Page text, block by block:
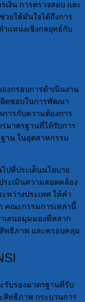
เงิน การตรวจสอบ และ
ยให้มั่นใจได้ถึงการ
แหน่งเชิงกลยุทธ์กับ
งกรอบการดำเนินงาน
ดชอบในการพัฒนา
การกับความต้องการ
มาตรฐานที่ได้รับการ
าน ในอุตสาหกรรม
ปที่ประเด็นนโยบาย
ะเมินความสอดคล้อง
หว่างประเทศ ให้คำ
คณะกรรมการเหล่านี้
เสนอมุมมองที่หลาก
ทธิภาพ และครอบคลุม
บรองมาตรฐานที่รับ
ทธิภาพ กระบวนการ